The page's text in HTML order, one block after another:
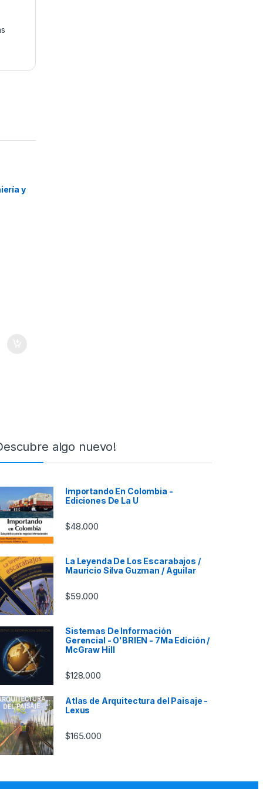
,
y
algo nuevo!
Importando En Colombia -
Ediciones De La U
$48.000
La Leyenda De Los Escarabajos /
Mauricio Silva Guzman / Aguilar
$59.000
Sistemas De Información
Gerencial - O'BRIEN - 7Ma Edición /
McGraw Hill
$128.000
Atlas de Arquitectura del Paisaje -
Lexus
$165.000